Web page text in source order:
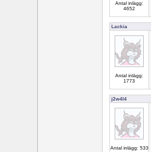
Antal inlägg:
4652
Lackia
Antal inlägg:
1773
j2w4l4
Antal inlägg: 533